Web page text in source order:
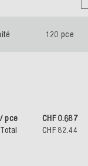
120 pce
pce
CHF 0.687
CHF 82.44